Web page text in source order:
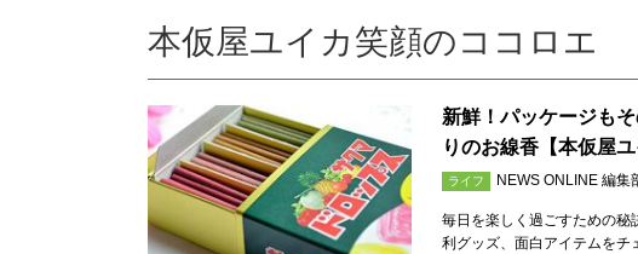
本仮屋ユイカ笑顔のココロエ
新鮮！パッケージも
りのお線香【本仮屋
ライフ NEWS ONLINE 編集
毎日を楽しく過ごすための秘
利グッズ、面白アイテムをチ